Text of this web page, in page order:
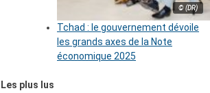
© (DR)
Tchad : le gouvernement dévoile
les grands axes de la Note
économique 2025
Les plus lus